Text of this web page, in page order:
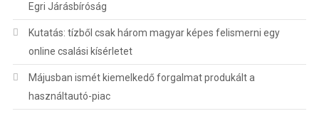
Egri Járásbíróság
Kutatás: tízből csak három magyar képes felismerni egy
online csalási kísérletet
Májusban ismét kiemelkedő forgalmat produkált a
használtautó-piac